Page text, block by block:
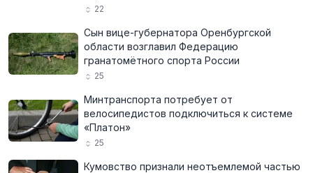
22
Сын вице-губернатора Оренбургской
области возглавил Федерацию
гранатомётного спорта России
25
Минтранспорта потребует от
велосипедистов подключиться к системе
«Платон»
25
Кумовство признали неотъемлемой частью